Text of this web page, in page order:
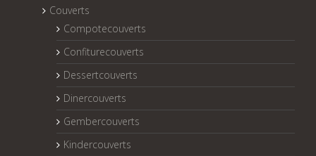
Couverts
Compotecouverts
Confiturecouverts
Dessertcouverts
Dinercouverts
Gembercouverts
Kindercouverts